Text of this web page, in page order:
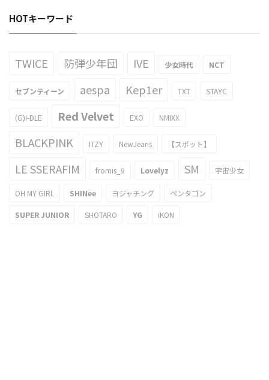
HOTキーワード
TWICE 防弾少年団 IVE 少女時代 NCT
セブンティーン aespa Kep1er TXT STAYC
(G)I-DLE Red Velvet EXO NMIXX
BLACKPINK ITZY NewJeans 【スポット】
LE SSERAFIM fromis_9 Lovelyz SM 宇宙少女
OH MY GIRL SHINee ヨジャチング ペンタゴン
SUPER JUNIOR SHOTARO YG iKON